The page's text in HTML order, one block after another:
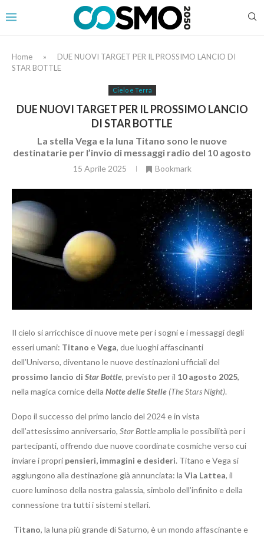
Home »
DUE NUOVI TARGET PER IL PROSSIMO LANCIO DI
STAR BOTTLE
Cielo e Terra
DUE NUOVI TARGET PER IL PROSSIMO LANCIO
DI STAR BOTTLE
La stella Vega e la luna Titano sono le nuove
destinatarie per l’invio di messaggi radio del 10 agosto
15 Aprile 2025 Bookmark
Il cielo si arricchisce di nuove mete per i sogni e i messaggi degli
esseri umani: Titano eVega, due luoghi affascinanti
dell’Universo, diventano le nuove destinazioni ufficiali del
prossimo lancio di Star Bottle, previsto per il 10 agosto 2025,
nella magica cornice della Notte delle Stelle (The Stars Night).
Dopo il successo del primo lancio del 2024 e in vista
dell’attesissimo anniversario, Star Bottleamplia le possibilità per i
partecipanti, offrendo due nuove coordinate cosmiche verso cui
inviare i propri pensieri, immagini e desideri. Titano e Vega si
aggiungono alla destinazione già annunciata: la Via Lattea, il
cuore luminoso della nostra galassia, simbolo dell’infinito e della
connessione tra tutti i sistemi stellari.
Titano, la luna più grande di Saturno, è un mondo affascinante e